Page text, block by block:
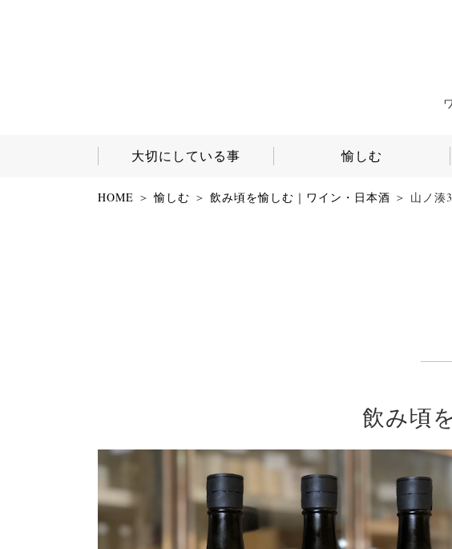
大切にしている事 愉しむ
HOME 愉しむ 飲み頃を愉しむ｜ワイン・日本酒 山ノ湊
飲み頃